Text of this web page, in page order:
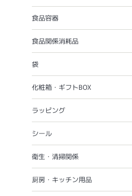
食品容器
食品関係消耗品
袋
化粧箱・ギフトBOX
ラッピング
シール
衛生・清掃関係
厨房・キッチン用品